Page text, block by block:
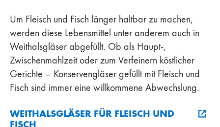
Um Fleisch und Fisch länger haltbar zu machen,
werden diese Lebensmittel unter anderem auch in
Weithalsgläser abgefüllt. Ob als Haupt-,
Zwischenmahlzeit oder zum Verfeinern köstlicher
Gerichte – Konservengläser gefüllt mit Fleisch und
Fisch sind immer eine willkommene Abwechslung.
WEITHALSGLÄSER FÜR FLEISCH UND
FISCH